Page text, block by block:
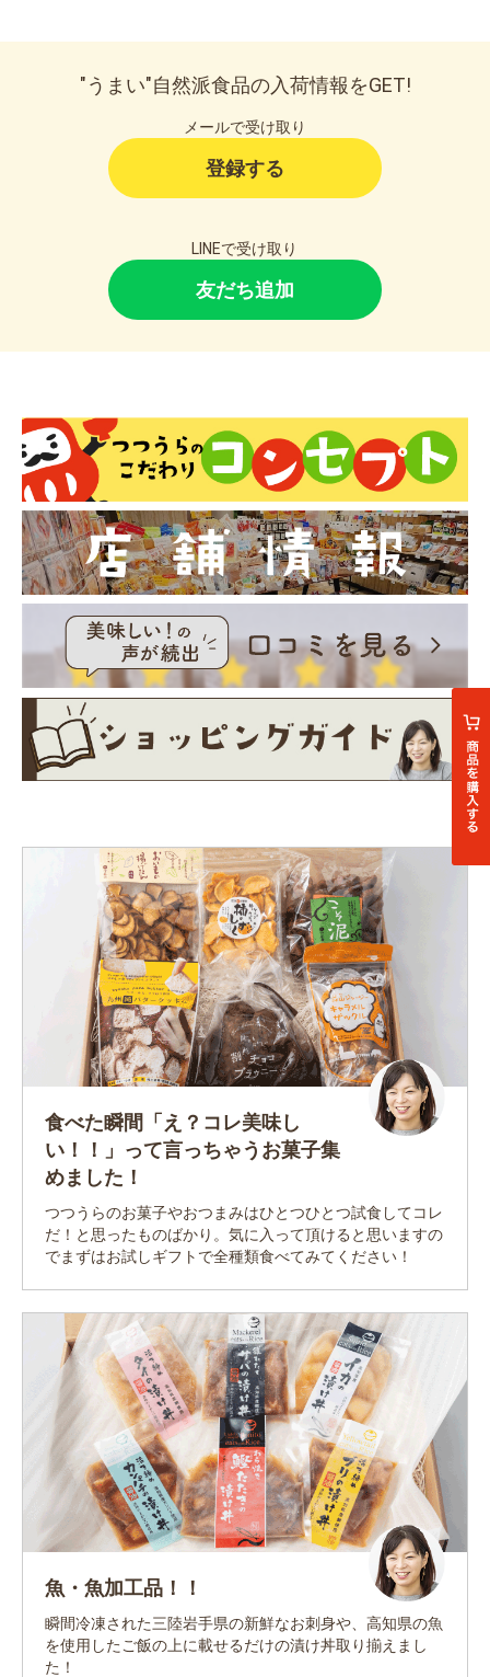
"うまい"自然派食品の入荷情報をGET!
メールで受け取り
登録する
LINEで受け取り
友だち追加
食べた瞬間「え？コレ美味し
い！！」って言っちゃうお菓子集
めました！
つつうらのお菓子やおつまみはひとつひとつ試食してコレ
だ！と思ったものばかり。気に入って頂けると思いますの
でまずはお試しギフトで全種類食べてみてください！
魚・魚加工品！！
瞬間冷凍された三陸岩手県の新鮮なお刺身や、高知県の魚
を使用したご飯の上に載せるだけの漬け丼取り揃えまし
た！